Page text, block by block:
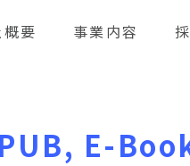
要 事業内容
E-